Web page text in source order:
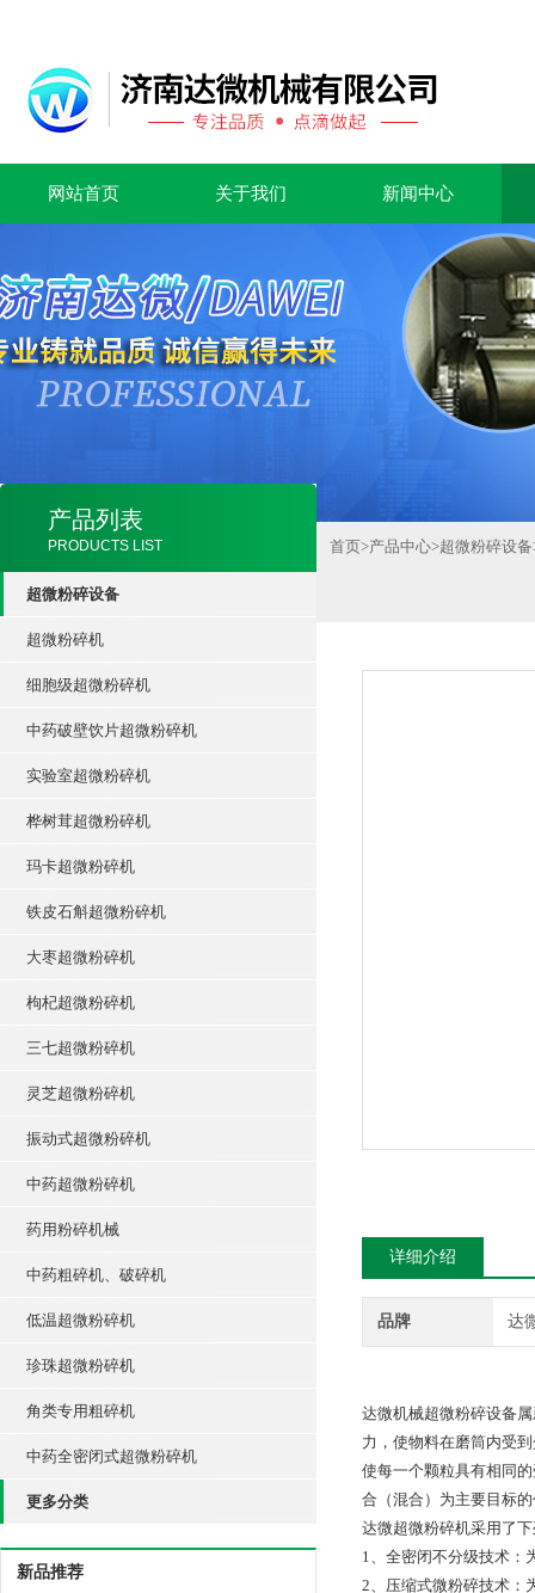
网站首页 关于我们 新闻中心
产品列表
PRODUCTS LIST
超微粉碎设备
超微粉碎机
细胞级超微粉碎机
中药破壁饮片超微粉碎机
实验室超微粉碎机
桦树茸超微粉碎机
玛卡超微粉碎机
铁皮石斛超微粉碎机
大枣超微粉碎机
枸杞超微粉碎机
三七超微粉碎机
灵芝超微粉碎机
振动式超微粉碎机
中药超微粉碎机
药用粉碎机械
中药粗碎机、破碎机
低温超微粉碎机
珍珠超微粉碎机
角类专用粗碎机
中药全密闭式超微粉碎机
更多分类
新品推荐
首页>产品中心>超微粉碎设备
详细介绍
品牌 达
达微机械超微粉碎设备
力，使物料在磨筒内受
使每一个颗粒具有相同
合（混合）为主要目标
达微超微粉碎机采用了
1、全密闭不分级技术：
2、压缩式微粉碎技术：